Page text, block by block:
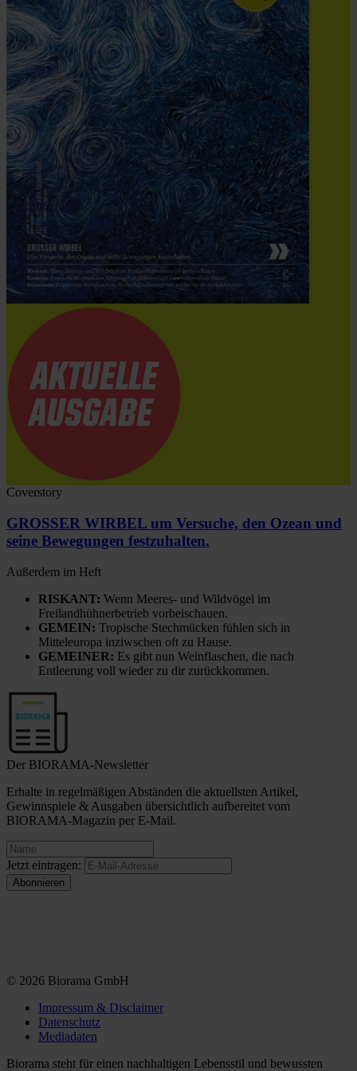
Coverstory
GROSSER WIRBEL um Versuche, den Ozean und
seine Bewegungen festzuhalten.
Außerdem im Heft
RISKANT: Wenn Meeres- und Wildvögel im
Freilandhühnerbetrieb vorbeischauen.
GEMEIN: Tropische Stechmücken fühlen sich in
Mitteleuropa inziwschen oft zu Hause.
GEMEINER: Es gibt nun Weinflaschen, die nach
Entleerung voll wieder zu dir zurückkommen.
Der BIORAMA-Newsletter
Erhalte in regelmäßigen Abständen die aktuellsten Artikel,
Gewinnspiele & Ausgaben übersichtlich aufbereitet vom
BIORAMA-Magazin per E-Mail.
Jetzt eintragen:
© 2026 Biorama GmbH
Impressum & Disclaimer
Datenschutz
Mediadaten
Biorama steht für einen nachhaltigen Lebensstil und bewussten